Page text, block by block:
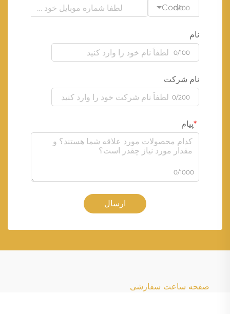
Code
0/100
نام
0/100
نام شرکت
0/200
پیام
0/1000
ارسال
صفحه ساعت سفارشی